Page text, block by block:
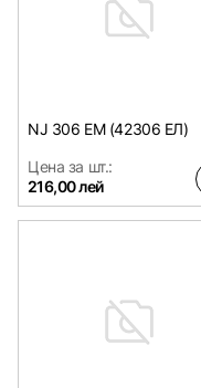
NJ 306 EM (42306 ЕЛ)
Цена за шт.:
216,00 лей